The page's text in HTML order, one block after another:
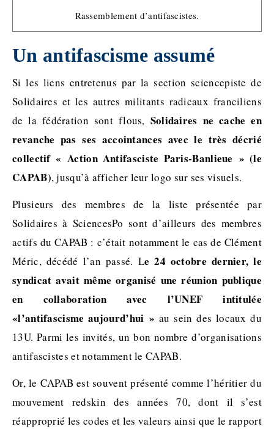
Rassemblement d’antifascistes.
Un antifascisme assumé
Si les liens entretenus par la section sciencepiste de
Solidaires et les autres militants radicaux franciliens
de la fédération sont flous, Solidaires ne cache en
revanche pas ses accointances avec le très décrié
collectif « Action Antifasciste Paris-Banlieue » (le
CAPAB), jusqu’à afficher leur logo sur ses visuels.
Plusieurs des membres de la liste présentée par
Solidaires à SciencesPo sont d’ailleurs des membres
actifs du CAPAB : c’était notamment le cas de Clément
Méric, décédé l’an passé. Le 24 octobre dernier, le
syndicat avait même organisé une réunion publique
en collaboration avec l’UNEF intitulée
«l’antifascisme aujourd’hui » au sein des locaux du
13U. Parmi les invités, un bon nombre d’organisations
antifascistes et notamment le CAPAB.
Or, le CAPAB est souvent présenté comme l’héritier du
mouvement redskin des années 70, dont il s’est
réapproprié les codes et les valeurs ainsi que le rapport